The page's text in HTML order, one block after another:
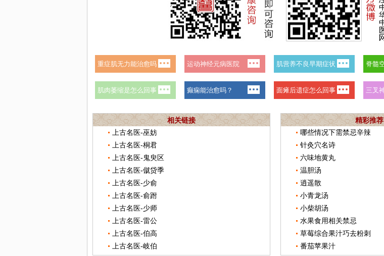
相关链接
上古名医-巫妨
上古名医-桐君
上古名医-鬼臾区
上古名医-僦贷季
上古名医-少俞
上古名医-俞跗
上古名医-少师
上古名医-雷公
上古名医-伯高
上古名医-岐伯
精彩推荐
哪些情况下需禁忌辛辣
针灸穴名诗
六味地黄丸
温胆汤
逍遥散
小青龙汤
小柴胡汤
水果食用相关禁忌
草莓综合果汁巧去粉刺
番茄苹果汁